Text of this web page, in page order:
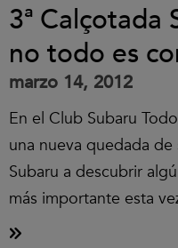
3ª Calçotada
no todo es
marzo 14, 2012
En el Club Subaru
una nueva quedada de
Subaru a descubrir
más importante esta